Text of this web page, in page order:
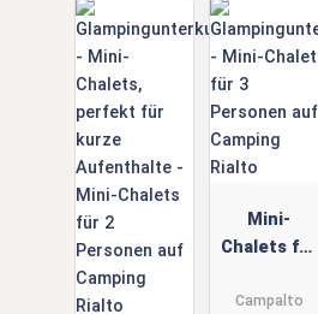
Mini-
Chalets für
auf
Campalto